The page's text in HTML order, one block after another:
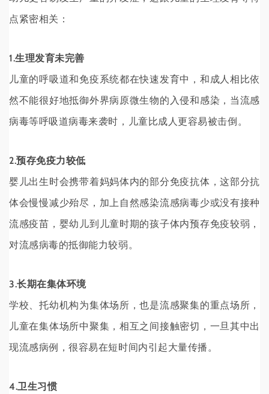
点紧密相关：
1.生理发育未完善
儿童的呼吸道和免疫系统都在快速发育中，和成人相比依
然不能很好地抵御外界病原微生物的入侵和感染，当流感
病毒等呼吸道病毒来袭时，儿童比成人更容易被击倒。
2.预存免疫力较低
婴儿出生时会携带着妈妈体内的部分免疫抗体，这部分抗
体会慢慢减少殆尽，加上自然感染流感病毒少或没有接种
流感疫苗，婴幼儿到儿童时期的孩子体内预存免疫较弱，
对流感病毒的抵御能力较弱。
3.长期在集体环境
学校、托幼机构为集体场所，也是流感聚集的重点场所，
儿童在集体场所中聚集，相互之间接触密切，一旦其中出
现流感病例，很容易在短时间内引起大量传播。
4.卫生习惯